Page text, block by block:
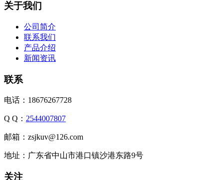
关于我们
公司简介
联系我们
产品介绍
新闻资讯
联系
电话：18676267728
Q Q： 2544007807
邮箱：zsjkuv@126.com
地址：广东省中山市港口镇沙港东路9号
关注